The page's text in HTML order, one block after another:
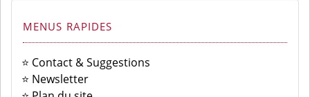
MENUS RAPIDES
⭐ Contact & Suggestions
⭐ Newsletter